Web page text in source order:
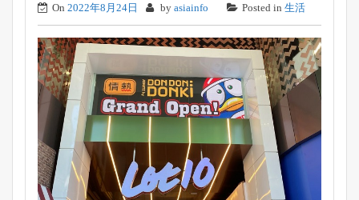
On 2022年8月24日 by asiainfo Posted in 生活